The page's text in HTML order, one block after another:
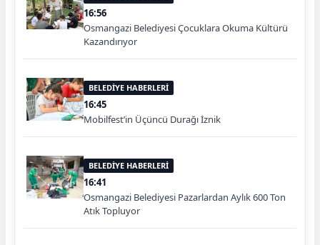
16:56
Osmangazi Belediyesi Çocuklara Okuma Kültürü
Kazandırıyor
BELEDİYE HABERLERİ
16:45
Mobilfest’in Üçüncü Durağı İznik
BELEDİYE HABERLERİ
16:41
Osmangazi Belediyesi Pazarlardan Aylık 600 Ton
Atık Topluyor